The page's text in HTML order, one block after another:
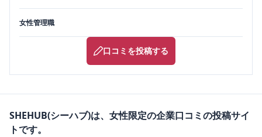
女性管理職
口コミを投稿する
SHEHUB(シーハブ)は、女性限定の企業口コミの投稿サイ
トです。